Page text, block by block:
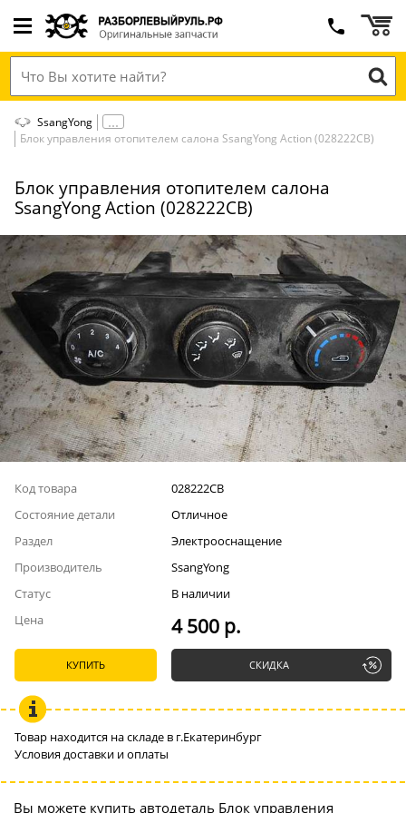
SsangYong
Блок управления отопителем салона SsangYong Action (028222СВ)
Блок управления отопителем салона
SsangYong Action (028222СВ)
Код товара
028222СВ
Состояние детали
Отличное
Раздел
Электрооснащение
Производитель
SsangYong
Статус
В наличии
Цена
4 500 р.
КУПИТЬ СКИДКА
Товар находится на складе в г.Екатеринбург
Условия доставки и оплаты
Вы можете купить автодеталь Блок управления